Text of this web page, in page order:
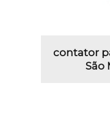
contator
São